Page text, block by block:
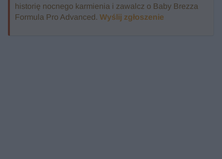
historię nocnego karmienia i zawalcz o Baby Brezza
Formula Pro Advanced. Wyślij zgłoszenie